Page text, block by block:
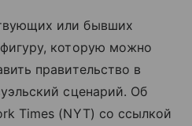
или бывших
которую можно
правительство в
сценарий. Об
Times (NYT) со ссылкой